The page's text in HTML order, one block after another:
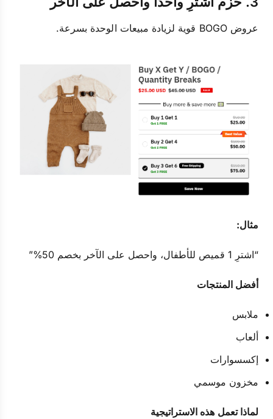
عروض BOGO قوية لزيادة مبيعات الوحدة بسرعة.
مثال:
“اشترِ 1 قميص للأطفال، واحصل على الآخر بخصم 50%”
أفضل المنتجات
ملابس
ألعاب
إكسسوارات
مخزون موسمي
لماذا تعمل هذه الاستراتيجية